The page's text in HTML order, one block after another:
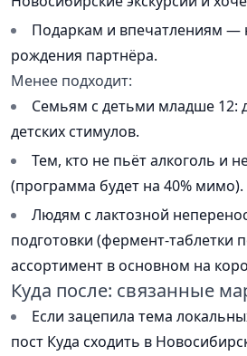
Подаркам и впечатлениям —
рождения партнёра.
Менее подходит:
Семьям с детьми младше 12:
детских стимулов.
Тем, кто не пьёт алкоголь и
(программа будет на 40% мимо).
Людям с лактозной
подготовки (фермент-таблетки
ассортимент в основном на
Куда после: связанные
Если зацепила тема
пост Куда сходить в